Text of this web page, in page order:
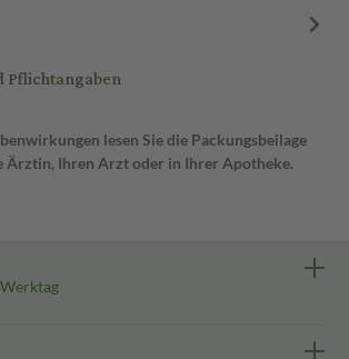
Pflichtangaben
lesen Sie die Packungsbeilage
Ärztin, Ihren Arzt oder in Ihrer Apotheke.